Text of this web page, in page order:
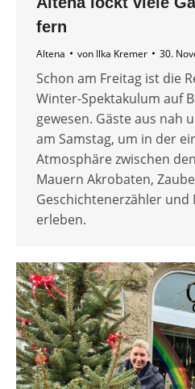
fern
Altena von Ilka Kremer 30.
Schon am Freitag ist die
Winter-Spektakulum auf
gewesen. Gäste aus nah
am Samstag, um in der
Atmosphäre zwischen
Mauern Akrobaten,
Geschichtenerzähler und
erleben.